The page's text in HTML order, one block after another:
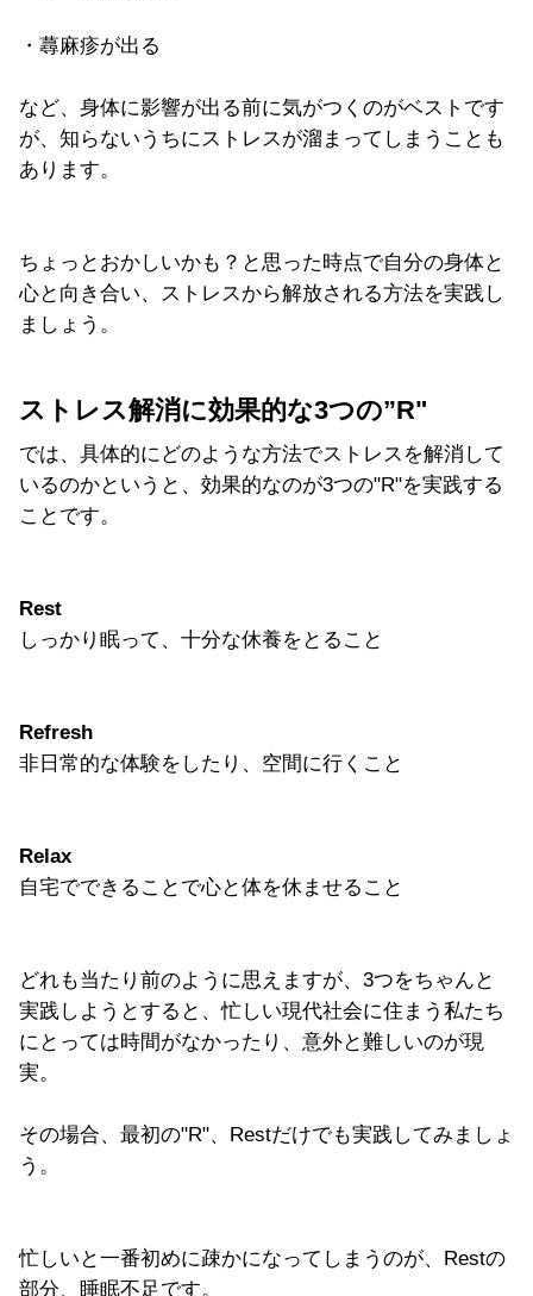
・蕁麻疹が出る
など、身体に影響が出る前に気がつくのがベストです
が、知らないうちにストレスが溜まってしまうことも
あります。
ちょっとおかしいかも？と思った時点で自分の身体と
心と向き合い、ストレスから解放される方法を実践し
ましょう。
ストレス解消に効果的な3つの”R"
では、具体的にどのような方法でストレスを解消して
いるのかというと、効果的なのが3つの"R"を実践する
ことです。
Rest
しっかり眠って、十分な休養をとること
Refresh
非日常的な体験をしたり、空間に行くこと
Relax
自宅でできることで心と体を休ませること
どれも当たり前のように思えますが、3つをちゃんと
実践しようとすると、忙しい現代社会に住まう私たち
にとっては時間がなかったり、意外と難しいのが現
実。
その場合、最初の"R"、Restだけでも実践してみましょ
う。
忙しいと一番初めに疎かになってしまうのが、Restの
部分、睡眠不足です。